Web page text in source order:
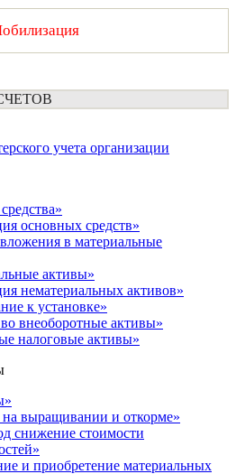
учета организации
основных средств»
в материальные
активы»
нематериальных активов»
к установке»
внеоборотные активы»
налоговые активы»
выращивании и откорме»
снижение стоимости
и приобретение материальных